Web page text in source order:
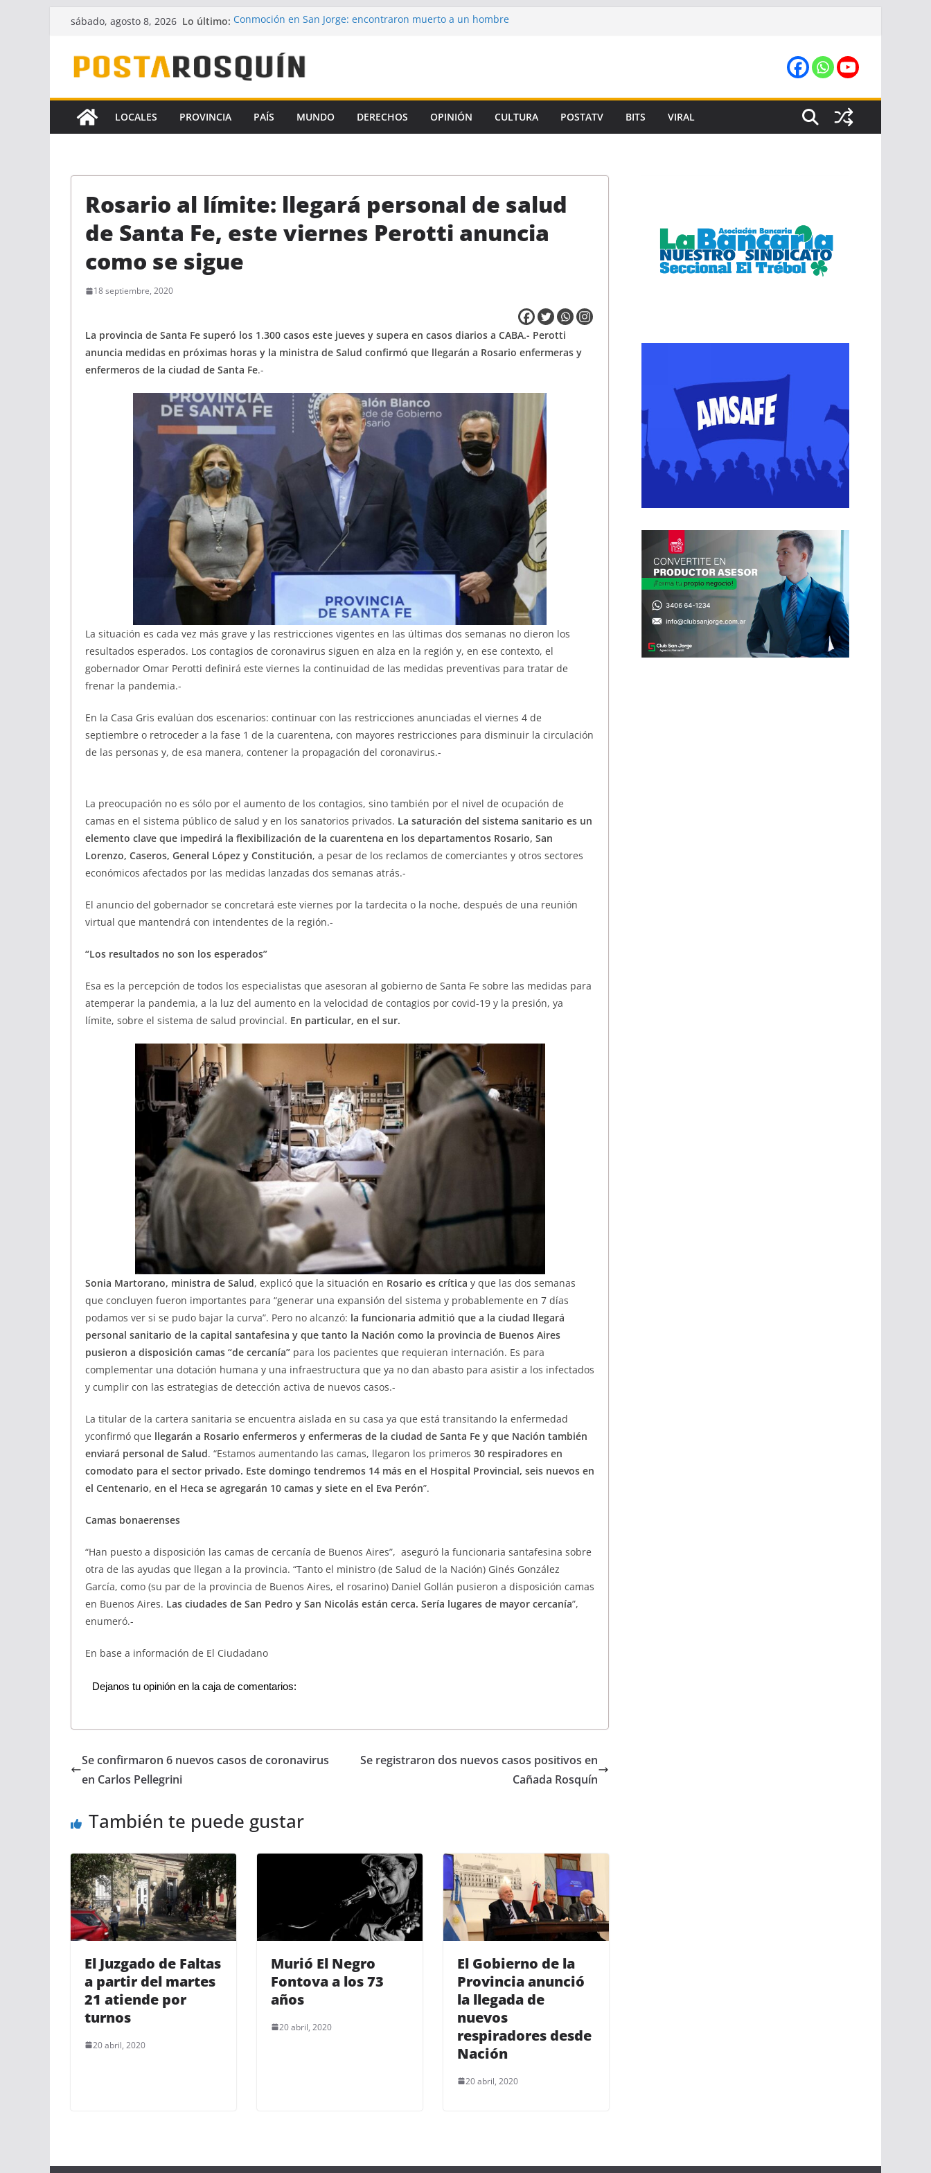
Saltar
contenido
sábado, agosto 8, 2026 Lo último: Conmoción en San Jorge: encontraron muerto a un hombre
Crece la hipótesis de un autor intelectual en el crimen de
Florencia Gómez
la Ley de Financiamiento Universitario
Identificaron a un preso de Santa Fe como uno de los
coautores del femicidio de Florencia Gómez
LOCALES PROVINCIA PAÍS MUNDO DERECHOS OPINIÓN CULTURA POSTATV BITS VIRAL
Rosario al límite: llegará personal de salud
de Santa Fe, este viernes Perotti anuncia
como se sigue
18 septiembre, 2020
La provincia de Santa Fe superó los 1.300 casos este jueves y supera en casos diarios a CABA.- Perotti
anuncia medidas en próximas horas y la ministra de Salud confirmó que llegarán a Rosario enfermeras y
enfermeros de la ciudad de Santa Fe.-
La situación es cada vez más grave y las restricciones vigentes en las últimas dos semanas no dieron los
resultados esperados. Los contagios de coronavirus siguen en alza en la región y, en ese contexto, el
gobernador Omar Perotti definirá este viernes la continuidad de las medidas preventivas para tratar de
frenar la pandemia.-
En la Casa Gris evalúan dos escenarios: continuar con las restricciones anunciadas el viernes 4 de
septiembre o retroceder a la fase 1 de la cuarentena, con mayores restricciones para disminuir la circulación
de las personas y, de esa manera, contener la propagación del coronavirus.-
La preocupación no es sólo por el aumento de los contagios, sino también por el nivel de ocupación de
camas en el sistema público de salud y en los sanatorios privados. La saturación del sistema sanitario es un
elemento clave que impedirá la flexibilización de la cuarentena en los departamentos Rosario, San
Lorenzo, Caseros, General López y Constitución, a pesar de los reclamos de comerciantes y otros sectores
económicos afectados por las medidas lanzadas dos semanas atrás.-
El anuncio del gobernador se concretará este viernes por la tardecita o la noche, después de una reunión
virtual que mantendrá con intendentes de la región.-
“Los resultados no son los esperados”
Esa es la percepción de todos los especialistas que asesoran al gobierno de Santa Fe sobre las medidas para
atemperar la pandemia, a la luz del aumento en la velocidad de contagios por covid-19 y la presión, ya
límite, sobre el sistema de salud provincial. En particular, en el sur.
Sonia Martorano, ministra de Salud, explicó que la situación en Rosario es crítica y que las dos semanas
que concluyen fueron importantes para “generar una expansión del sistema y probablemente en 7 días
podamos ver si se pudo bajar la curva”. Pero no alcanzó: la funcionaria admitió que a la ciudad llegará
personal sanitario de la capital santafesina y que tanto la Nación como la provincia de Buenos Aires
pusieron a disposición camas “de cercanía” para los pacientes que requieran internación. Es para
complementar una dotación humana y una infraestructura que ya no dan abasto para asistir a los infectados
y cumplir con las estrategias de detección activa de nuevos casos.-
La titular de la cartera sanitaria se encuentra aislada en su casa ya que está transitando la enfermedad
yconfirmó que llegarán a Rosario enfermeros y enfermeras de la ciudad de Santa Fe y que Nación también
enviará personal de Salud. “Estamos aumentando las camas, llegaron los primeros 30 respiradores en
comodato para el sector privado. Este domingo tendremos 14 más en el Hospital Provincial, seis nuevos en
el Centenario, en el Heca se agregarán 10 camas y siete en el Eva Perón”.
Camas bonaerenses
“Han puesto a disposición las camas de cercanía de Buenos Aires”, aseguró la funcionaria santafesina sobre
otra de las ayudas que llegan a la provincia. “Tanto el ministro (de Salud de la Nación) Ginés González
García, como (su par de la provincia de Buenos Aires, el rosarino) Daniel Gollán pusieron a disposición camas
en Buenos Aires. Las ciudades de San Pedro y San Nicolás están cerca. Sería lugares de mayor cercanía”,
enumeró.-
En base a información de El Ciudadano
Dejanos tu opinión en la caja de comentarios:
Se confirmaron 6 nuevos casos de coronavirus
en Carlos Pellegrini
Se registraron dos nuevos casos positivos en
Cañada Rosquín
También te puede gustar
El Juzgado de Faltas
a partir del martes
21 atiende por
turnos
20 abril, 2020
Murió El Negro
Fontova a los 73
años
20 abril, 2020
El Gobierno de la
Provincia anunció
la llegada de
nuevos
respiradores desde
Nación
20 abril, 2020